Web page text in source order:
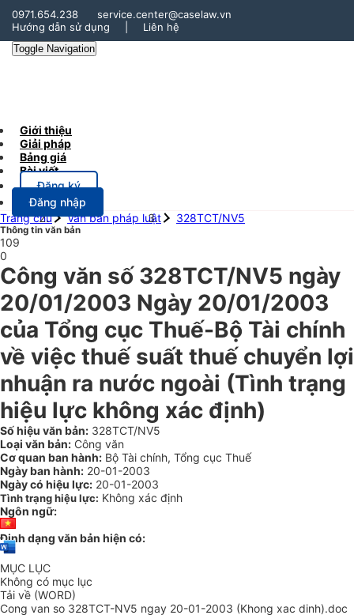
0971.654.238
service.center@caselaw.vn
Hướng dẫn sử dụng
Liên hệ
Toggle Navigation
Giới thiệu
Giải pháp
Bảng giá
Bài viết
Đăng ký
Đăng nhập
Trang chủ
Văn bản pháp luật 328TCT/NV5
Thông tin văn bản
109
0
Công văn số 328TCT/NV5 ngày
20/01/2003 Ngày 20/01/2003
của Tổng cục Thuế-Bộ Tài chính
về việc thuế suất thuế chuyển lợi
nhuận ra nước ngoài (Tình trạng
hiệu lực không xác định)
Số hiệu văn bản: 328TCT/NV5
Loại văn bản: Công văn
Cơ quan ban hành: Bộ Tài chính, Tổng cục Thuế
Ngày ban hành: 20-01-2003
Ngày có hiệu lực: 20-01-2003
Tình trạng hiệu lực: Không xác định
Ngôn ngữ:
Định dạng văn bản hiện có:
MỤC LỤC
Không có mục lục
Tải về (WORD)
Cong van so 328TCT-NV5 ngay 20-01-2003 (Khong xac dinh).doc